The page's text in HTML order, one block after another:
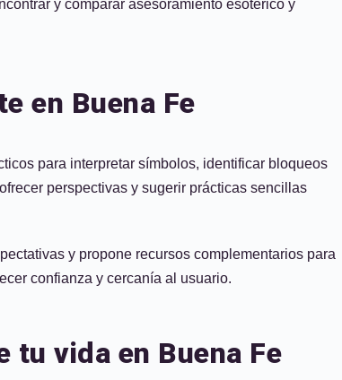
y comparar asesoramiento esotérico y
en Buena Fe
para interpretar símbolos, identificar bloqueos
perspectivas y sugerir prácticas sencillas
y propone recursos complementarios para
confianza y cercanía al usuario.
vida en Buena Fe